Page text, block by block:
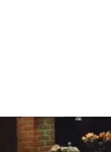
靈動現象